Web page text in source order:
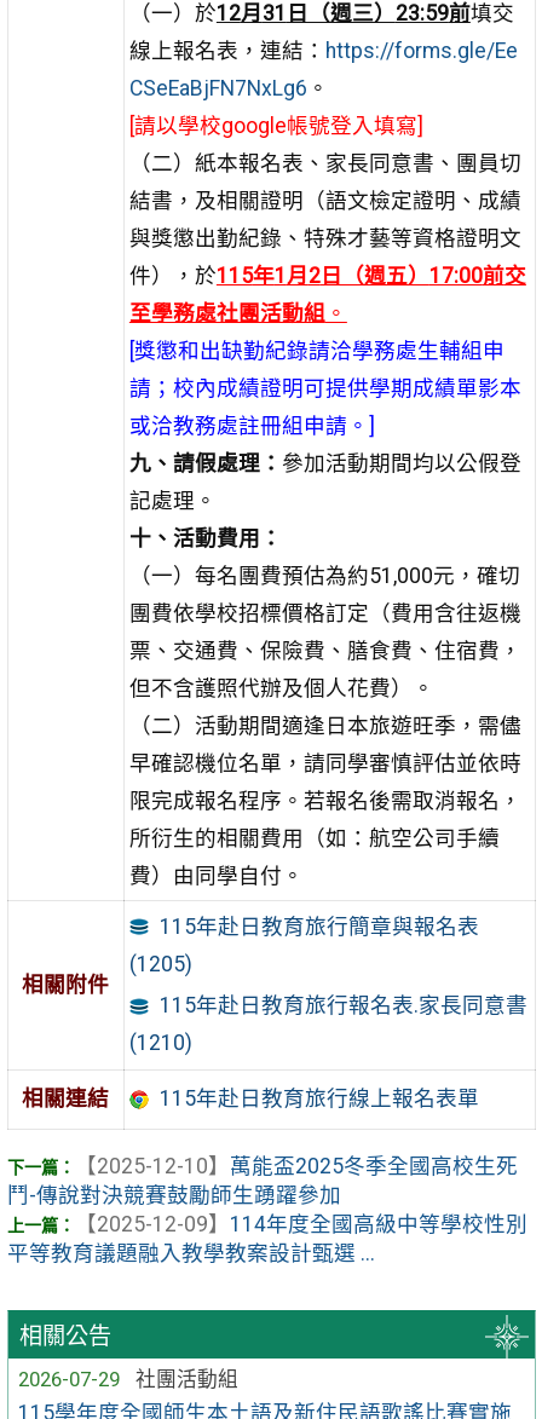
相關公告
2026-07-29
社團活動組
115學年度全國師生本土語及新住民語歌謠比賽實施
（一）於12月 31 日（週三） 23:59前填交
線上報名表，連結： https://forms.gle/Ee
CSeEaBjFN7NxLg6 。
[請以學校google帳號登入填寫]
（二）紙本報名表、家長同意書、團員切
結書，及相關證明（語文檢定證明、成績
與獎懲出勤紀錄、特殊才藝等資格證明文
件），於115年1 月 2日（週五） 17:00前交
至學務處社團活動組。
[獎懲和出缺勤紀錄請洽學務處生輔組申
請；校內成績證明可提供學期成績單影本
或洽教務處註冊組申請。]
九、請假處理： 參加活動期間均以公假登
記處理。
十、活動費用：
（一）每名團費預估為約51,000元，確切
團費依學校招標價格訂定（費用含往返機
票、交通費、保險費、膳食費、住宿費，
但不含護照代辦及個人花費）。
（二）活動期間適逢日本旅遊旺季，需儘
早確認機位名單，請同學審慎評估並依時
限完成報名程序。若報名後需取消報名，
所衍生的相關費用（如：航空公司手續
費）由同學自付。
相關附件
115年赴日教育旅行簡章與報名表
(1205)
115年赴日教育旅行報名表.家長同意書
(1210)
相關連結 115年赴日教育旅行線上報名表單
【2025-12-10】 萬能盃2025冬季全國高校生死
鬥-傳說對決競賽鼓勵師生踴躍參加
【2025-12-09】 114年度全國高級中等學校性別
平等教育議題融入教學教案設計甄選 ...